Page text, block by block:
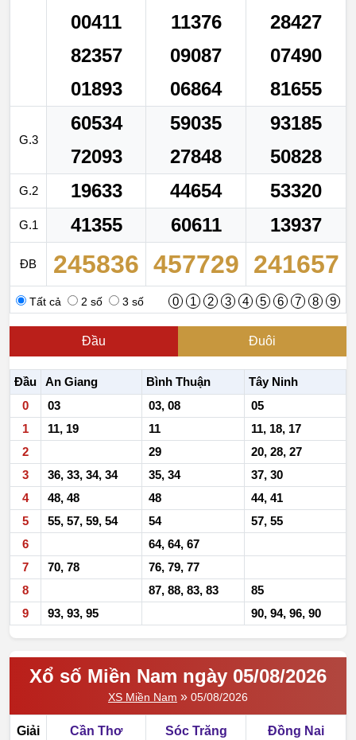
00411
11376
28427
82357
09087
07490
01893
06864 81655
G.3
60534 59035
93185
72093
27848 50828
G.2 19633 44654 53320
G.1 41355 60611 13937
ĐB 245836 457729 241657
Tất cả 2 số 3 số 0 1 2 3 4 5 6 7 8 9
Đầu Đuôi
Đầu An Giang Bình Thuận
Tây Ninh
0
03 03, 08
05
1
11, 19 11
11, 18, 17
2
29
20, 28, 27
3
36, 33, 34, 34 35, 34
37, 30
4
48, 48 48
44, 41
5
55, 57, 59, 54 54
57, 55
6
64, 64, 67
7
70, 78
76, 79, 77
8
87, 88, 83, 83
85
9
93, 93, 95 90, 94, 96, 90
Xổ số Miền Nam ngày 05/08/2026
XS Miền Nam » 05/08/2026
Giải Cần Thơ Sóc Trăng Đồng Nai